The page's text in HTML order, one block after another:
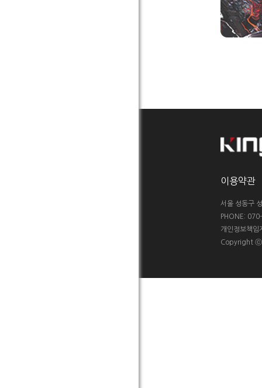
이용약관
서울 성동구
PHONE:
개인정보책
Copyright